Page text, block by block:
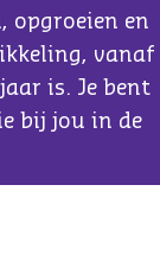
opgroeien en
vanaf
is. Je bent
bij jou in de